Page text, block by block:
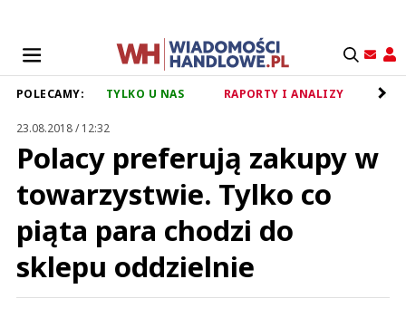
POLECAMY: TYLKO U NAS RAPORTY I ANALIZY
23.08.2018 / 12:32
Polacy preferują zakupy w
towarzystwie. Tylko co
piąta para chodzi do
sklepu oddzielnie